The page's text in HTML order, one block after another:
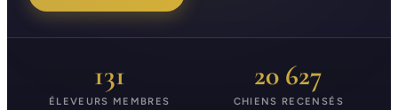
131
ÉLEVEURS MEMBRES
20 627
CHIENS RECENSÉS